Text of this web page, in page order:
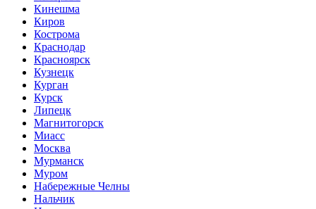
Кинешма
Киров
Кострома
Краснодар
Красноярск
Кузнецк
Курган
Курск
Липецк
Магнитогорск
Миасс
Москва
Мурманск
Муром
Набережные Челны
Нальчик